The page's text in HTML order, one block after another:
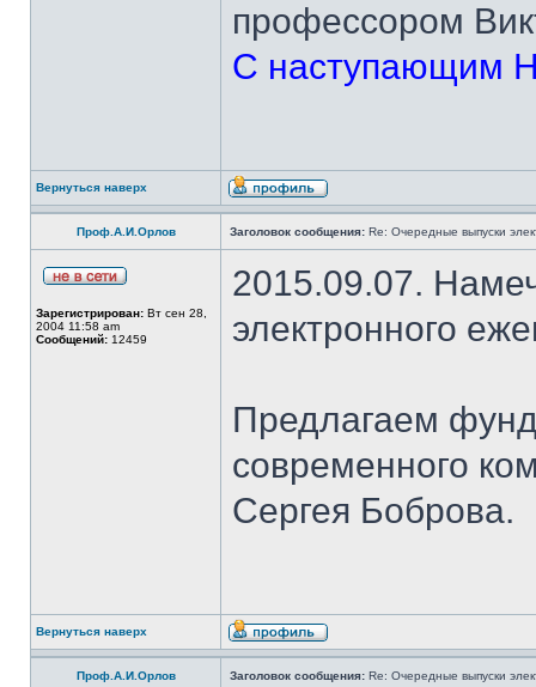
профессором
С наступающим
Вернуться наверх
Проф.А.И.Орлов Заголовок сообщения: Re: Очередные выпуски
Зарегистрирован: Вт сен 28,
2004 11:58 am
Сообщений: 12459
2015.09.07.
электронного
Предлагаем
современного
Сергея Боброва.
Вернуться наверх
Проф.А.И.Орлов Заголовок сообщения: Re: Очередные выпуски